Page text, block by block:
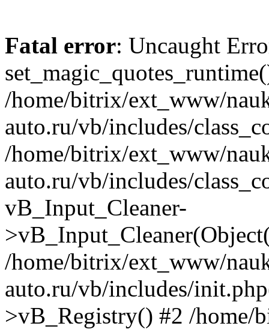
Fatal error: Uncaught
/home/bitrix/ext_www/
auto.ru/vb/includes/
/home/bitrix/ext_www/
auto.ru/vb/includes/
vB_Input_Cleaner-
/home/bitrix/ext_www/
auto.ru/vb/includes/
>vB_Registry() #2 /home/